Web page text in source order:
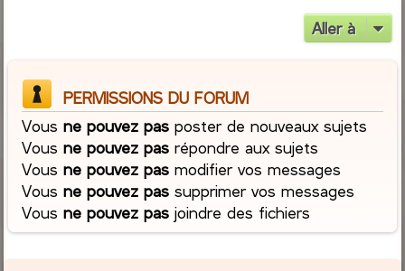
Aller à
PERMISSIONS DU FORUM
Vousne pouvez pas poster de nouveaux sujets
Vousne pouvez pas répondre aux sujets
Vousne pouvez pas modifier vos messages
Vousne pouvez pas supprimer vos messages
Vousne pouvez pas joindre des fichiers